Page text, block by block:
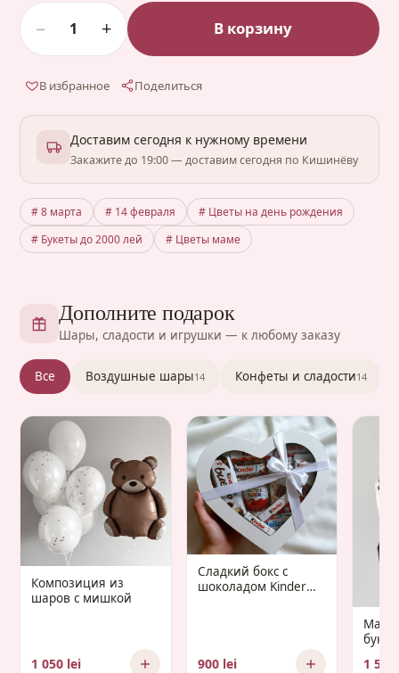
− 1 + В корзину
В избранное Поделиться
Доставим сегодня к нужному времени
Закажите до 19:00 — доставим сегодня по Кишинёву
# 8 марта # 14 февраля
# Цветы на день рождения
# Букеты до 2000 лей
# Цветы маме
Дополните подарок
Шары, сладости и игрушки — к любому заказу
Все Воздушные шары14 Конфеты и сладости14
Композиция из
шаров с мишкой
1 050 lei
Сладкий бокс с
шоколадом Kinder
900 lei 1